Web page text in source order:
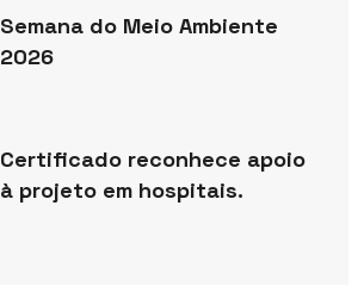
Semana do Meio Ambiente
2026
Certificado reconhece apoio
à projeto em hospitais.